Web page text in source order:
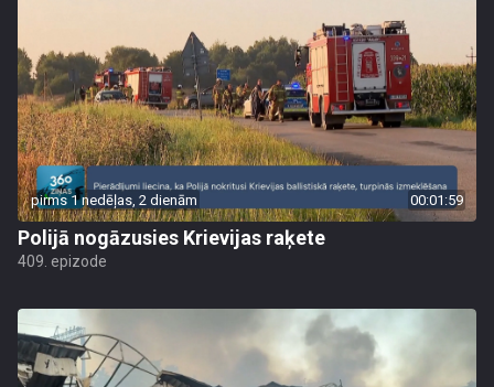
pirms 1 nedēļas, 2 dienām 00:01:59
Polijā nogāzusies Krievijas raķete
409. epizode